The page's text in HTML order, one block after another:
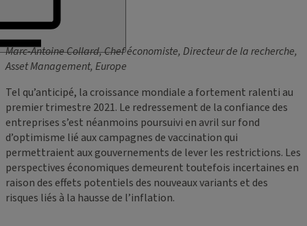
Marc-Antoine Collard, Chef économiste, Directeur de la recherche,
Asset Management, Europe
Tel qu’anticipé, la croissance mondiale a fortement ralenti au
premier trimestre 2021. Le redressement de la confiance des
entreprises s’est néanmoins poursuivi en avril sur fond
d’optimisme lié aux campagnes de vaccination qui
permettraient aux gouvernements de lever les restrictions. Les
perspectives économiques demeurent toutefois incertaines en
raison des effets potentiels des nouveaux variants et des
risques liés à la hausse de l’inflation.